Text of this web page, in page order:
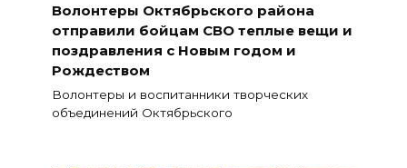
Волонтеры Октябрьского района
отправили бойцам СВО теплые вещи и
поздравления с Новым годом и
Рождеством
Волонтеры и воспитанники творческих
объединений Октябрьского